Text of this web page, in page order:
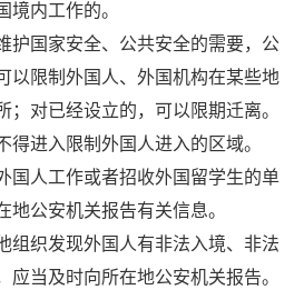
境内工作的。
护国家安全、公共安全的需要，公
以限制外国人、外国机构在某些地
；对已经设立的，可以限期迁离。
进入限制外国人进入的区域。
国人工作或者招收外国留学生的单
地公安机关报告有关信息。
织发现外国人有非法入境、非法
应当及时向所在地公安机关报告。